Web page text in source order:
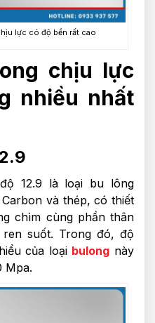
lực có độ bền rất cao
chịu lực
nhiều nhất
12.9 là loại bu lông
và thép, có thiết
chìm cùng phần thân
suốt. Trong đó, độ
của loại bulong này
Mpa.